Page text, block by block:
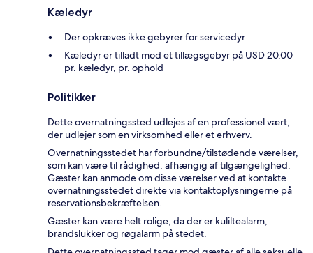
Kæledyr
Der opkræves ikke gebyrer for servicedyr
Kæledyr er tilladt mod et tillægsgebyr på USD 20.00
pr. kæledyr, pr. ophold
Politikker
Dette overnatningssted udlejes af en professionel vært,
der udlejer som en virksomhed eller et erhverv.
Overnatningsstedet har forbundne/tilstødende værelser,
som kan være til rådighed, afhængig af tilgængelighed.
Gæster kan anmode om disse værelser ved at kontakte
overnatningsstedet direkte via kontaktoplysningerne på
reservationsbekræftelsen.
Gæster kan være helt rolige, da der er kuliltealarm,
brandslukker og røgalarm på stedet.